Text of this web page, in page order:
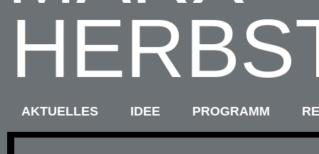
AKTUELLES IDEE PROGRAMM